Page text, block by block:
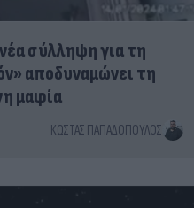
σύλληψη για τη
αποδυναμώνει τη
μαφία
ΚΏΣΤΑΣ ΠΑΠΑΔΌΠΟΥΛΟΣ